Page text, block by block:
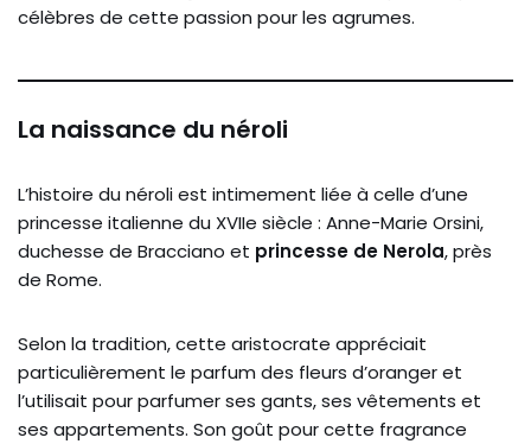
célèbres de cette passion pour les agrumes.
La naissance du néroli
L’histoire du néroli est intimement liée à celle d’une
princesse italienne du XVIIe siècle : Anne-Marie Orsini,
duchesse de Bracciano et princesse de Nerola, près
de Rome.
Selon la tradition, cette aristocrate appréciait
particulièrement le parfum des fleurs d’oranger et
l’utilisait pour parfumer ses gants, ses vêtements et
ses appartements. Son goût pour cette fragrance